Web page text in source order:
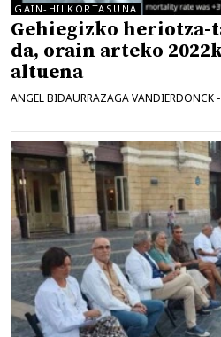
GAIN-HILKORTASUNA
Gehiegizko heriotza-
da, orain arteko
altuena
ANGEL BIDAURRAZAGA VANDIERDONCK -